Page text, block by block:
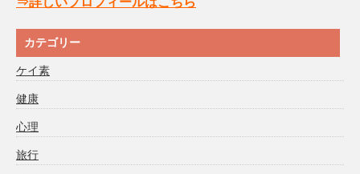
カテゴリー
ケイ素
健康
心理
旅行